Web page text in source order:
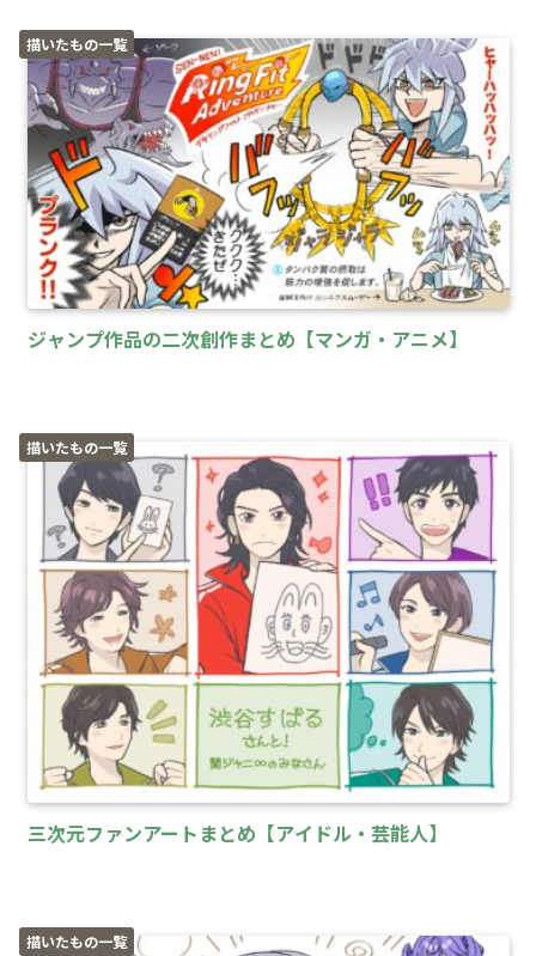
描いたもの一覧
ジャンプ作品の二次創作まとめ【マンガ・アニメ】
描いたもの一覧
三次元ファンアートまとめ【アイドル・芸能人】
描いたもの一覧